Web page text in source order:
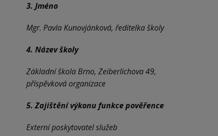
3. Jméno
Mgr. Pavla Kunovjánková, ředitelka školy
4. Název školy
Základní škola Brno, Zeiberlichova 49,
příspěvková organizace
5. Zajištění výkonu funkce pověřence
Externí poskytovatel služeb